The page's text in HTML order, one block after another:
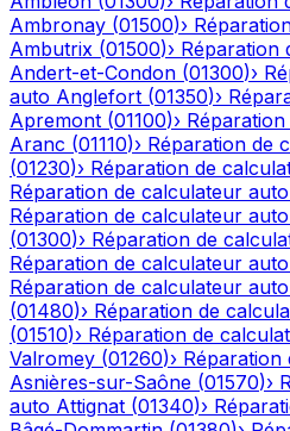
Ambronay (01500)›
Ambutrix (01500)› Réparation
Andert-et-Condon (01300)›
auto Anglefort (01350)›
Apremont (01100)›
Aranc (01110)› Réparation de
(01230)› Réparation de
Réparation de calculateur auto
Réparation de calculateur auto
(01300)› Réparation de
Réparation de calculateur auto
Réparation de calculateur auto
(01480)› Réparation de
(01510)› Réparation de
Valromey (01260)› Réparation
Asnières-sur-Saône (01570)›
auto Attignat (01340)›